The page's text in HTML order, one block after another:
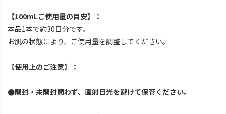
【100mLご使用量の目安】：
本品1本で約30日分です。
お肌の状態により、ご使用量を調整してください。
【使用上のご注意】：
●開封・未開封問わず、直射日光を避けて保管ください。